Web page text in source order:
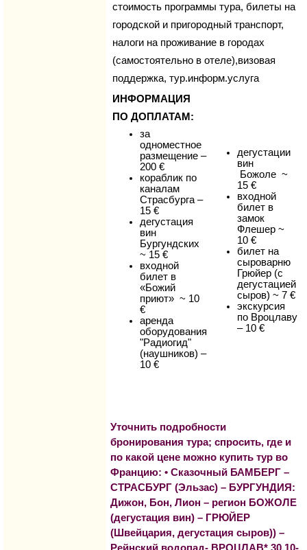
стоимость программы тура, билеты на
городской и пригородный транспорт,
налоги на проживание в городах
(самостоятельно в отеле),визовая
поддержка, тур.информ.услуга
ИНФОРМАЦИЯ
ПО ДОПЛАТАМ:
за
одноместное
размещение –
200 €
кораблик по
каналам
Страсбурга –
15 €
дегустация
вин
Бургундских
~ 15 €
входной
билет в
«Божий
приют» ~ 10
€
аренда
оборудования
"Радиогид"
(наушников) –
10 €
дегустации
вин
Божоле ~
15 €
входной
билет в
замок
Флешер ~
10 €
билет на
сыроварню
Грюйер (c
дегустацией
сыров) ~ 7 €
экскурсия
по Вроцлаву
– 10 €
Уточнить подробности
бронирования тура; спросить, где и
по какой цене можно купить тур во
Францию: • Сказочный БАМБЕРГ –
СТРАСБУРГ (Эльзас) – БУРГУНДИЯ:
Дижон, Бон, Лион – регион БОЖОЛЕ
(дегустация вин) – ГРЮЙЕР
(Швейцария, дегустация сыров)) –
Рейнский водопад- ВРОЦЛАВ* 30.10-